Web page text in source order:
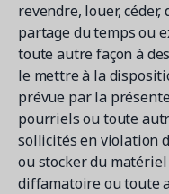
revendre, louer,
partage du temps ou
toute autre façon à
le mettre à la
prévue par la
pourriels ou toute
sollicités en violation
ou stocker du
diffamatoire ou toute